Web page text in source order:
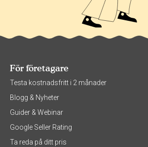
För företagare
Testa kostnadsfritt i 2 månader
Blogg & Nyheter
Guider & Webinar
Google Seller Rating
Ta reda på ditt pris